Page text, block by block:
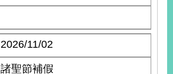
2026/11/02
諸聖節補假